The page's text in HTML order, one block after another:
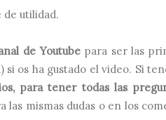
de utilidad.
de Youtube para ser las
os ha gustado el video. Si
para tener todas las
las mismas dudas o en los